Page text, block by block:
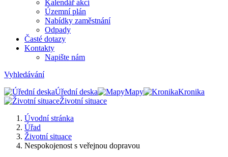
Kalendář akcí
Územní plán
Nabídky zaměstnání
Odpady
Časté dotazy
Kontakty
Napište nám
Vyhledávání
Úřední deska
Mapy
Kronika
Životní situace
Úvodní stránka
Úřad
Životní situace
Nespokojenost s veřejnou dopravou